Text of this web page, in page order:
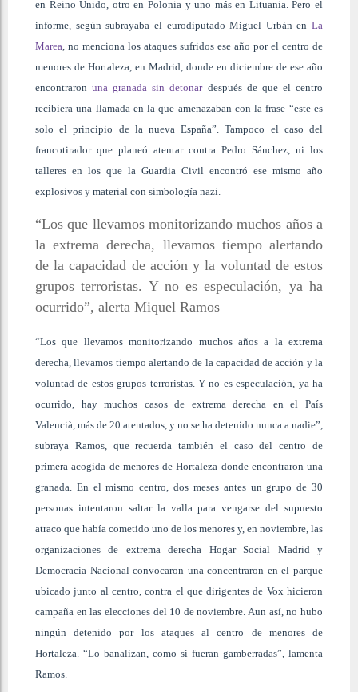
en Reino Unido, otro en Polonia y uno más en Lituania. Pero el
informe, según subrayaba el eurodiputado Miguel Urbán en La
Marea, no menciona los ataques sufridos ese año por el centro de
menores de Hortaleza, en Madrid, donde en diciembre de ese año
encontraronuna granada sin detonardespués de que el centro
recibiera una llamada en la que amenazaban con la frase “este es
solo el principio de la nueva España”. Tampoco el caso del
francotirador que planeó atentar contra Pedro Sánchez, ni los
talleres en los que la Guardia Civil encontró ese mismo año
explosivos y material con simbología nazi.
“Los que llevamos monitorizando muchos años a
la extrema derecha, llevamos tiempo alertando
de la capacidad de acción y la voluntad de estos
grupos terroristas. Y no es especulación, ya ha
ocurrido”, alerta Miquel Ramos
“Los que llevamos monitorizando muchos años a la extrema
derecha, llevamos tiempo alertando de la capacidad de acción y la
voluntad de estos grupos terroristas. Y no es especulación, ya ha
ocurrido, hay muchos casos de extrema derecha en el País
Valencià, más de 20 atentados, y no se ha detenido nunca a nadie”,
subraya Ramos, que recuerda también el caso del centro de
primera acogida de menores de Hortaleza donde encontraron una
granada. En el mismo centro, dos meses antes un grupo de 30
personas intentaron saltar la valla para vengarse del supuesto
atraco que había cometido uno de los menores y, en noviembre, las
organizaciones de extrema derecha Hogar Social Madrid y
Democracia Nacional convocaron una concentraron en el parque
ubicado junto al centro, contra el que dirigentes de Vox hicieron
campaña en las elecciones del 10 de noviembre. Aun así, no hubo
ningún detenido por los ataques al centro de menores de
Hortaleza. “Lo banalizan, como si fueran gamberradas”, lamenta
Ramos.